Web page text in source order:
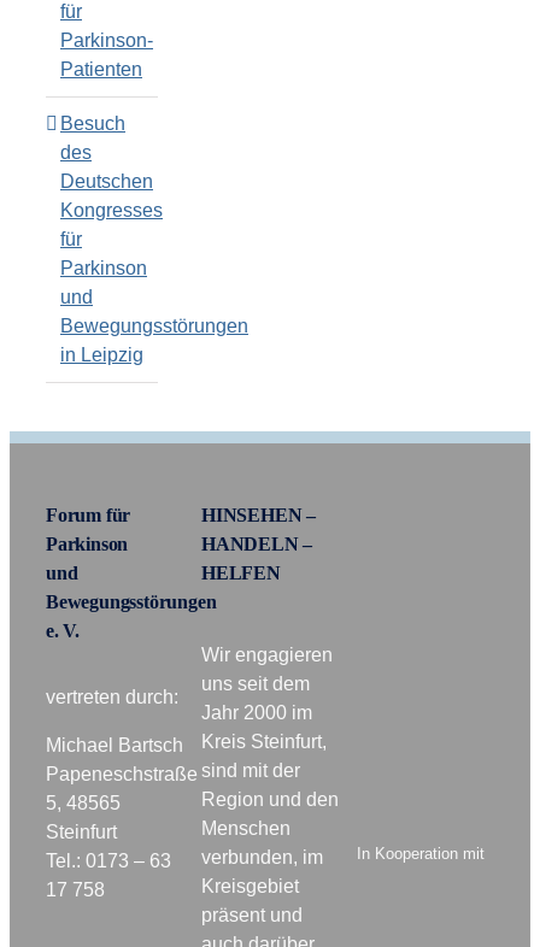
für
Parkinson-
Patienten
Besuch
des
Deutschen
Kongresses
für
Parkinson
und
Bewegungsstörungen
in Leipzig
Forum für
Parkinson
und
Bewegungsstörungen
e. V.
vertreten durch:
Michael Bartsch
Papeneschstraße
5, 48565
Steinfurt
Tel.: 0173 – 63
17 758
HINSEHEN –
HANDELN –
HELFEN
Wir engagieren
uns seit dem
Jahr 2000 im
Kreis Steinfurt,
sind mit der
Region und den
Menschen
verbunden, im
Kreisgebiet
präsent und
In Kooperation mit